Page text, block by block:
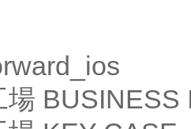
場 BUSINESS